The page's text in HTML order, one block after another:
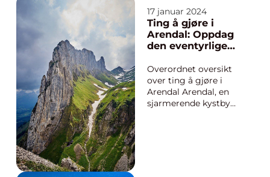
utendørsaktiviteter.
Enten du er en lokal
eller en besøkende, er
Oslo stappfull av
opplevelser som
passer enhver smak,
interes...
17 januar 2024
Ting å gjøre i
Arendal: Oppdag
den eventyrlige
Overordnet oversikt
over ting å gjøre i
Arendal Arendal, en
sjarmerende kystby